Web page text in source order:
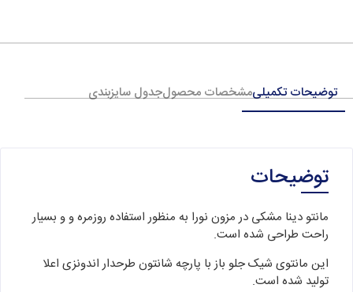
توضیحات تکمیلیمشخصات محصولجدول سایزبندی
توضیحات
مانتو دینا مشکی در مزون نورا به منظور استفاده روزمره و و بسیار
راحت طراحی شده است.
این مانتوی شیک جلو باز با پارچه شانتون طرحدار اندونزی اعلا
تولید شده است.